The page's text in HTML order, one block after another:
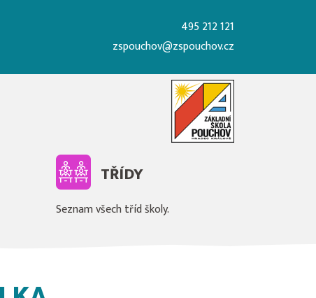
495 212 121
zspouchov@zspouchov.cz
TŘÍDY
Seznam všech tříd školy.